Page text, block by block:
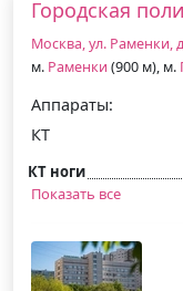
Городская
Москва, ул. Раменки,
м. Раменки (900 м), м.
Аппараты:
КТ
КТ ноги
Показать все